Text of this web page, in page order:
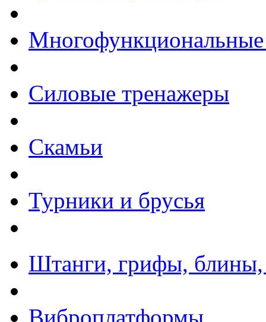
Силовые тренажеры
Скамьи
Турники и брусья
Штанги, грифы, блины,